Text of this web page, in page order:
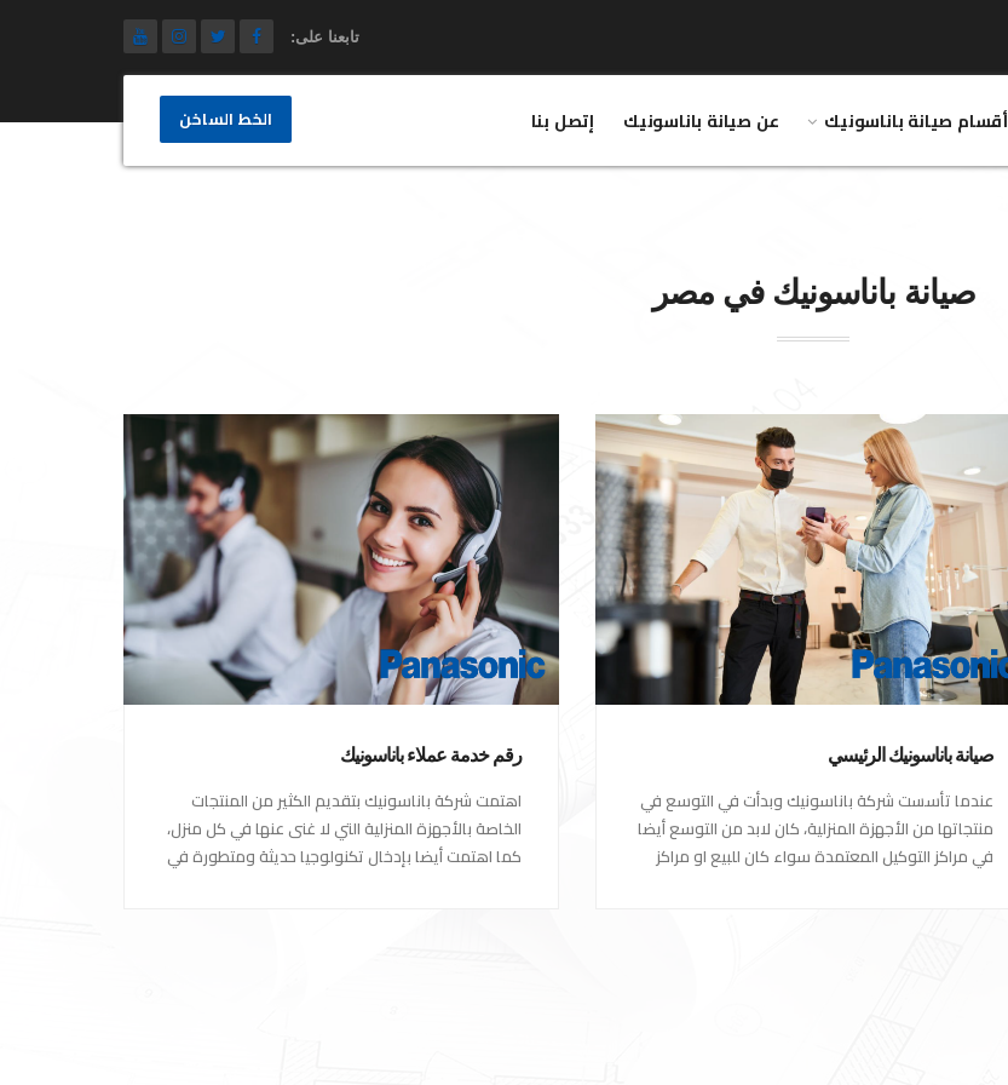
تابعنا على:
أقسام صيانة باناسونيك عن صيانة باناسونيك إتصل بنا الخط الساخن
صيانةباناسونيك في مصر
صيانة باناسونيك الرئيسي
عندما تأسست شركة باناسونيك وبدأت في التوسع في
منتجاتها من الأجهزة المنزلية، كان لابد من التوسع أيضا
في مراكز التوكيل المعتمدة سواء كان للبيع او مراكز
رقم خدمة عملاء باناسونيك
اهتمت شركة باناسونيك بتقديم الكثير من المنتجات
الخاصة بالأجهزة المنزلية التي لا غنى عنها في كل منزل،
كما اهتمت أيضا بإدخال تكنولوجيا حديثة ومتطورة في